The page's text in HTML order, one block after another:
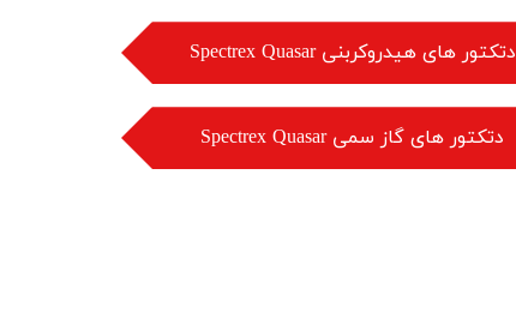
Spectrex Quasar دتکتور های هیدروکربنی
Spectrex Quasar دتکتور های گاز سمی